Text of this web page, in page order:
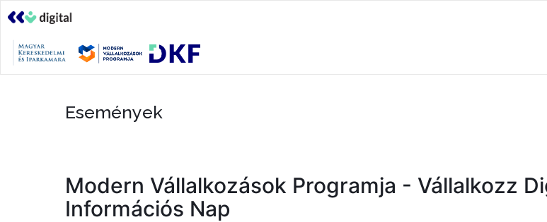
Események
Modern Vállalkozások Programja - Vállalkozz
Információs Nap